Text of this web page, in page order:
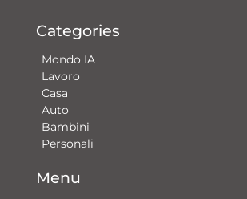
Categories
Mondo IA
Lavoro
Casa
Auto
Bambini
Personali
Menu